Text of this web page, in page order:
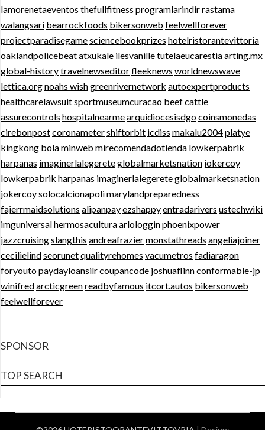
lamorenetaeventos thefullfitness programlarindirrastama
walangsari bearrockfoods bikersonweb feelwellforever
projectparadisegamesciencebookprizes hotelristorantevittoria
oaklandpolicebeatatxukale ilesvanilletutelaeucarestiaarting.mx
global-historytravelnewseditorfleeknews worldnewswave
lettica.orgnoahs wishgreenrivernetwork autoexpertproducts
healthcarelawsuitsportmuseumcuracao beef cattle
assurecontrols hospitalnearmearquidiocesisdgocoinsmonedas
cirebonpostcoronametershiftorbit icdiss makalu2004platye
kingkong bolaminweb mirecomendadotienda lowkerpabrik
harpanas imaginerlalegereteglobalmarketsnation jokercoy
lowkerpabrik harpanas imaginerlalegereteglobalmarketsnation
jokercoysolocalcionapolimarylandpreparedness
fajerrmaidsolutions alipanpayezshappyentradarivers ustechwiki
imguniversalhermosaculturaarlologginphoenixpower
jazzcruisingslangthis andreafraziermonstathreads angeliajoiner
cecilielindseorunetqualityrehomes vacumetros fadiaragon
foryoutopaydayloansilrcoupancode joshuaflinnconformable-jp
winifredarcticgreenreadbyfamous itcort.autos bikersonweb
feelwellforever
SPONSOR
TOP SEARCH